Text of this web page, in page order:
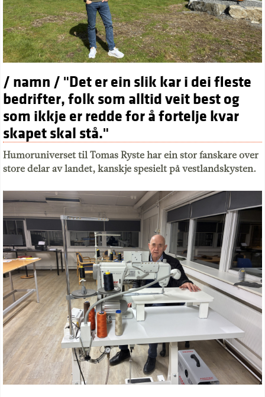
/ namn / "Det er ein slik kar i dei fleste
bedrifter, folk som alltid veit best og
som ikkje er redde for å fortelje kvar
skapet skal stå."
Humoruniverset til Tomas Ryste har ein stor fanskare over
store delar av landet, kanskje spesielt på vestlandskysten.